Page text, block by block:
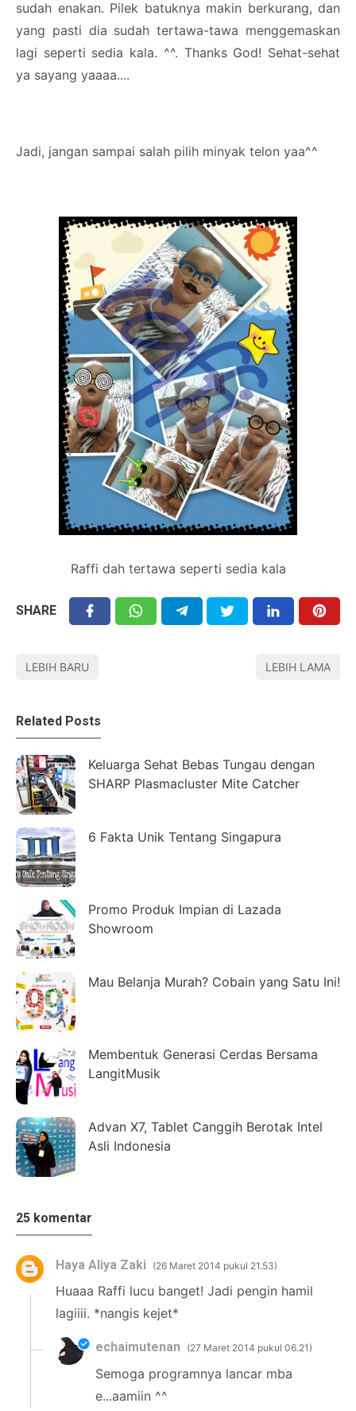
sudah enakan. Pilek batuknya makin berkurang, dan
yang pasti dia sudah tertawa-tawa menggemaskan
lagi seperti sedia kala. ^^. Thanks God! Sehat-sehat
ya sayang yaaaa....
Jadi, jangan sampai salah pilih minyak telon yaa^^
Raffi dah tertawa seperti sedia kala
SHARE
LEBIH BARU LEBIH LAMA
Related Posts
Keluarga Sehat Bebas Tungau dengan
SHARP Plasmacluster Mite Catcher
6 Fakta Unik Tentang Singapura
Promo Produk Impian di Lazada
Showroom
Mau Belanja Murah? Cobain yang Satu Ini!
Membentuk Generasi Cerdas Bersama
LangitMusik
Advan X7, Tablet Canggih Berotak Intel
Asli Indonesia
25 komentar
Haya Aliya Zaki 26 Maret 2014 pukul 21.53
Huaaa Raffi lucu banget! Jadi pengin hamil
lagiiii. *nangis kejet*
echaimutenan 27 Maret 2014 pukul 06.21
Semoga programnya lancar mba
e...aamiin ^^